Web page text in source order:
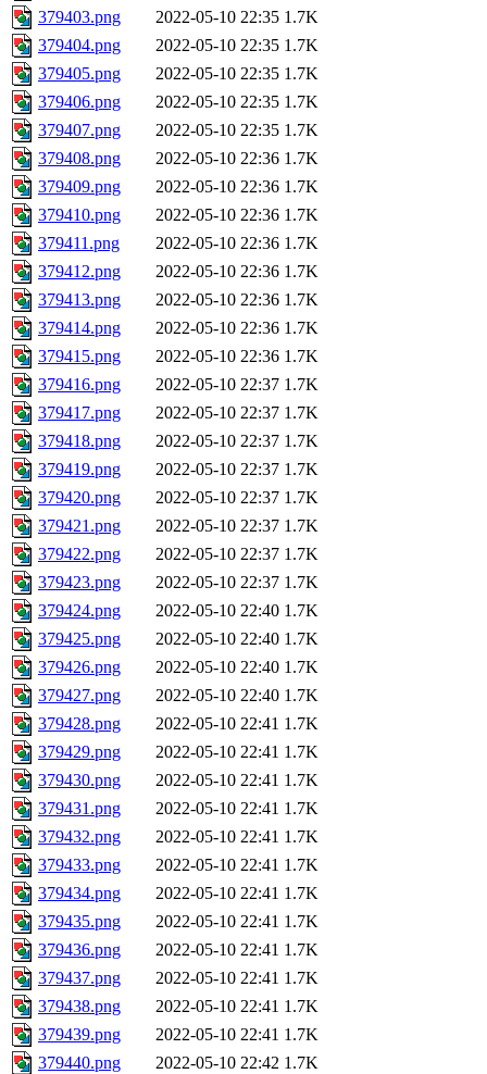
379403.png
2022-05-10 22:35 1.7K
379404.png
2022-05-10 22:35 1.7K
379405.png
2022-05-10 22:35 1.7K
379406.png
2022-05-10 22:35 1.7K
379407.png
2022-05-10 22:35 1.7K
379408.png
2022-05-10 22:36 1.7K
379409.png
2022-05-10 22:36 1.7K
379410.png
2022-05-10 22:36 1.7K
379411.png
2022-05-10 22:36 1.7K
379412.png
2022-05-10 22:36 1.7K
379413.png
2022-05-10 22:36 1.7K
379414.png
2022-05-10 22:36 1.7K
379415.png
2022-05-10 22:36 1.7K
379416.png
2022-05-10 22:37 1.7K
379417.png
2022-05-10 22:37 1.7K
379418.png
2022-05-10 22:37 1.7K
379419.png
2022-05-10 22:37 1.7K
379420.png
2022-05-10 22:37 1.7K
379421.png
2022-05-10 22:37 1.7K
379422.png
2022-05-10 22:37 1.7K
379423.png
2022-05-10 22:37 1.7K
379424.png
2022-05-10 22:40 1.7K
379425.png
2022-05-10 22:40 1.7K
379426.png
2022-05-10 22:40 1.7K
379427.png
2022-05-10 22:40 1.7K
379428.png
2022-05-10 22:41 1.7K
379429.png
2022-05-10 22:41 1.7K
379430.png
2022-05-10 22:41 1.7K
379431.png
2022-05-10 22:41 1.7K
379432.png
2022-05-10 22:41 1.7K
379433.png
2022-05-10 22:41 1.7K
379434.png
2022-05-10 22:41 1.7K
379435.png
2022-05-10 22:41 1.7K
379436.png
2022-05-10 22:41 1.7K
379437.png
2022-05-10 22:41 1.7K
379438.png
2022-05-10 22:41 1.7K
379439.png
2022-05-10 22:41 1.7K
379440.png
2022-05-10 22:42 1.7K